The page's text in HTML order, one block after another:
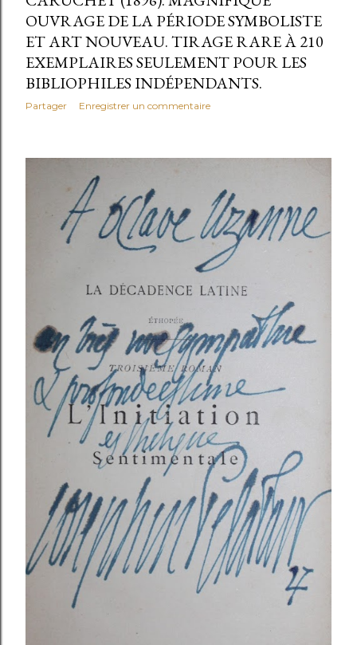
OUVRAGE DE LA PÉRIODE SYMBOLISTE
ET ART NOUVEAU. TIRAGE RARE À 210
EXEMPLAIRES SEULEMENT POUR LES
BIBLIOPHILES INDÉPENDANTS.
Partager Enregistrer un commentaire